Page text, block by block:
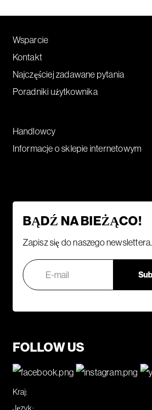
Wsparcie
Kontakt
Najczęściej zadawane pytania
Poradniki użytkownika
Handlowcy
Informacje o sklepie internetowym
BĄDŹ NA BIEŻĄCO!
Zapisz się do naszego newslettera.
FOLLOW US
Kraj:
Język: